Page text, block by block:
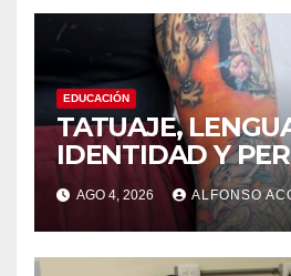
EDUCACIÓN
TATUAJE,
IDENTIDAD Y
AGO 4, 2026 ALFONSO